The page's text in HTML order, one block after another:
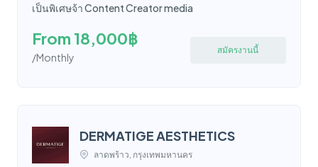
เป็นพิเศษจ้า Content Creator media
From 18,000฿
/Monthly
สมัครงานนี้
DERMATIGE AESTHETICS
ลาดพร้าว, กรุงเทพมหานคร